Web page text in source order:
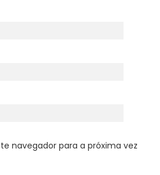
navegador para a próxima vez